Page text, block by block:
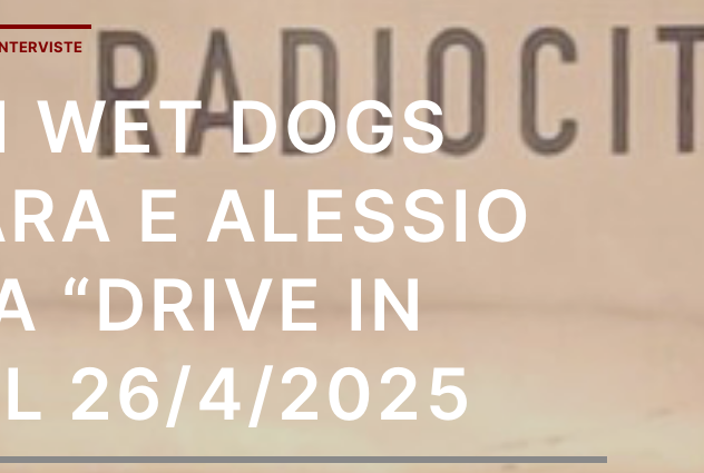
WET DOGS
E ALESSIO
“DRIVE IN
26/4/2025